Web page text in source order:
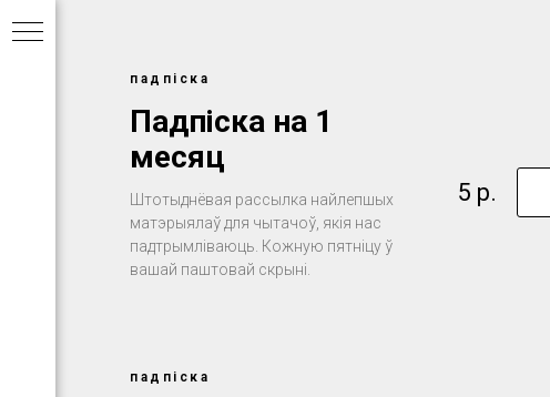
падпіска
Падпіска на 1
месяц
Штотыднёвая рассылка найлепшых
матэрыялаў для чытачоў, якія нас
падтрымліваюць. Кожную пятніцу ў
вашай паштовай скрыні.
5 р.
падпіска